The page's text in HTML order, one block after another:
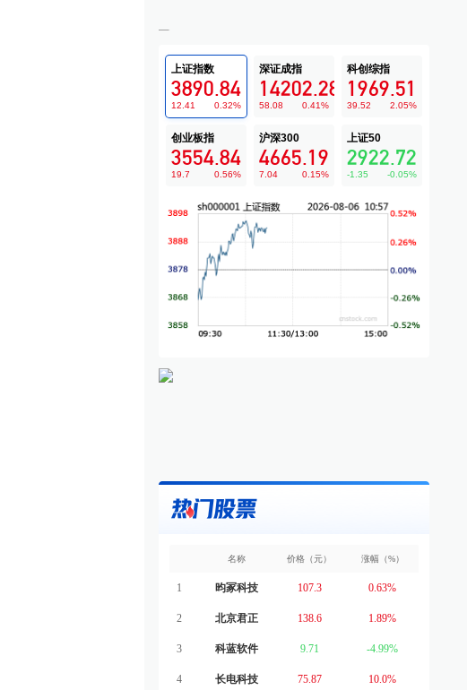
上证指数
3890.84
12.41 0.32%
深证成指
14202.28
58.08 0.41%
科创综指
1969.51
39.52 2.05%
创业板指
3554.84
19.7 0.56%
沪深300
4665.19
7.04 0.15%
上证50
2922.72
-1.35 -0.05%
名称 价格（元） 涨幅（%）
1 昀冢科技 107.3 0.63%
2 北京君正 138.6 1.89%
3 科蓝软件 9.71 -4.99%
4 长电科技 75.87 10.0%